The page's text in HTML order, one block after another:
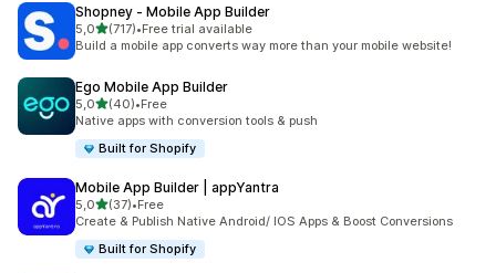
Shopney ‑ Mobile App Builder
5,0de 5 estrelas
(717)
717 total de avaliações
•Free trial available
Build a mobile app converts way more than your mobile website!
Ego Mobile App Builder
5,0de 5 estrelas
(40)
40 total de avaliações
•Free
Native apps with conversion tools & push
Built for Shopify
Mobile App Builder | appYantra
5,0de 5 estrelas
(37)
37 total de avaliações
•Free
Create & Publish Native Android/ IOS Apps & Boost Conversions
Built for Shopify